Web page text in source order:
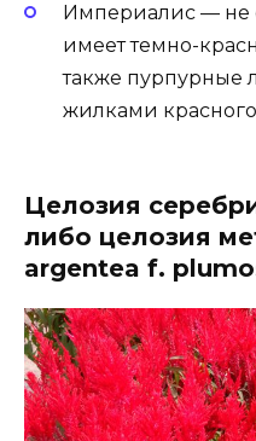
Империалис — не
имеет темно-
также пурпурные
жилками красного
Целозия
либо целозия
argentea f.